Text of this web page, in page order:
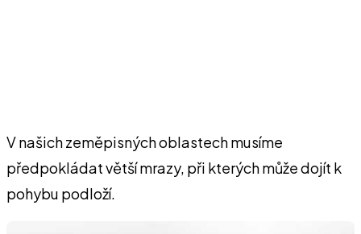
V našich zeměpisných oblastech musíme
předpokládat větší mrazy, při kterých může dojít k
pohybu podloží.